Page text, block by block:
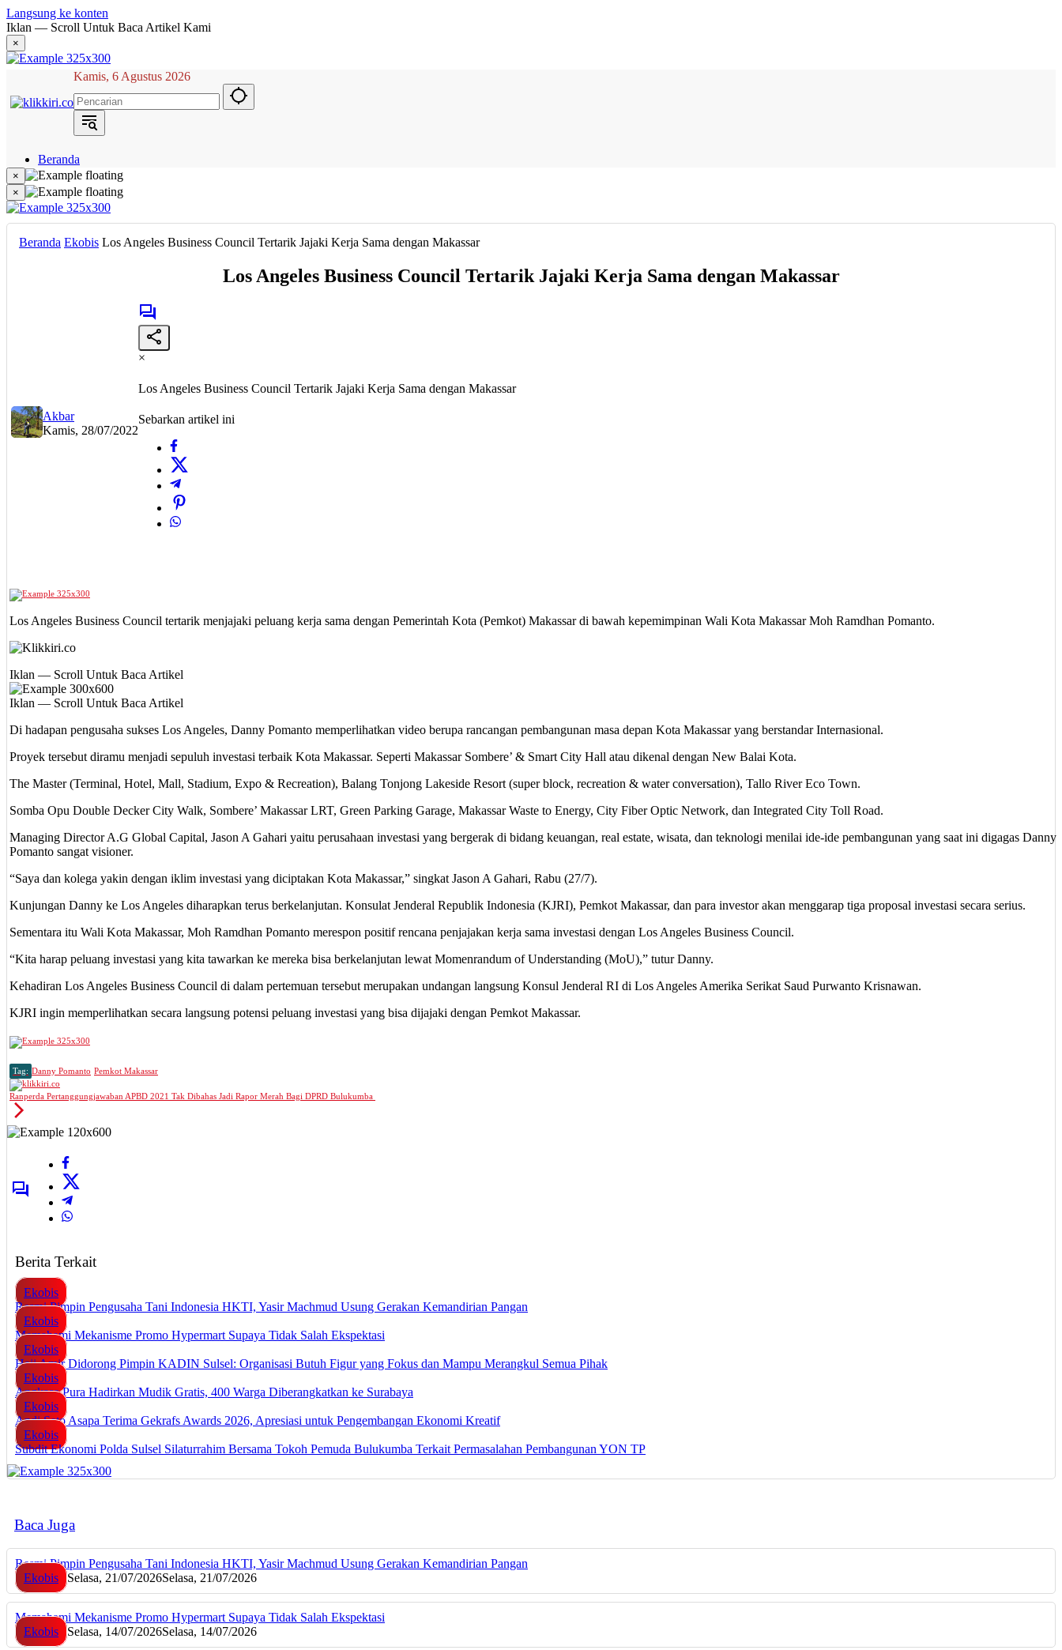
Langsung ke konten
Iklan — Scroll Untuk Baca Artikel Kami
×
Kamis, 6 Agustus 2026
Beranda
Hukum
Berita
Politik
Narasi
Metropolis
×
×
Beranda Ekobis Los Angeles Business Council Tertarik Jajaki Kerja Sama dengan Makassar
Los Angeles Business Council Tertarik Jajaki Kerja Sama dengan Makassar
Akbar
Kamis, 28/07/2022
×
Los Angeles Business Council Tertarik Jajaki Kerja Sama dengan Makassar
Sebarkan artikel ini
Los Angeles Business Council tertarik menjajaki peluang kerja sama dengan Pemerintah Kota (Pemkot) Makassar di bawah kepemimpinan Wali Kota Makassar Moh Ramdhan Pomanto.
Iklan — Scroll Untuk Baca Artikel
Iklan — Scroll Untuk Baca Artikel
Di hadapan pengusaha sukses Los Angeles, Danny Pomanto memperlihatkan video berupa rancangan pembangunan masa depan Kota Makassar yang berstandar Internasional.
Proyek tersebut diramu menjadi sepuluh investasi terbaik Kota Makassar. Seperti Makassar Sombere’ & Smart City Hall atau dikenal dengan New Balai Kota.
The Master (Terminal, Hotel, Mall, Stadium, Expo & Recreation), Balang Tonjong Lakeside Resort (super block, recreation & water conversation), Tallo River Eco Town.
Somba Opu Double Decker City Walk, Sombere’ Makassar LRT, Green Parking Garage, Makassar Waste to Energy, City Fiber Optic Network, dan Integrated City Toll Road.
Managing Director A.G Global Capital, Jason A Gahari yaitu perusahaan investasi yang bergerak di bidang keuangan, real estate, wisata, dan teknologi menilai ide-ide pembangunan yang saat ini digagas Danny
Pomanto sangat visioner.
“Saya dan kolega yakin dengan iklim investasi yang diciptakan Kota Makassar,” singkat Jason A Gahari, Rabu (27/7).
Kunjungan Danny ke Los Angeles diharapkan terus berkelanjutan. Konsulat Jenderal Republik Indonesia (KJRI), Pemkot Makassar, dan para investor akan menggarap tiga proposal investasi secara serius.
Sementara itu Wali Kota Makassar, Moh Ramdhan Pomanto merespon positif rencana penjajakan kerja sama investasi dengan Los Angeles Business Council.
“Kita harap peluang investasi yang kita tawarkan ke mereka bisa berkelanjutan lewat Momenrandum of Understanding (MoU),” tutur Danny.
Kehadiran Los Angeles Business Council di dalam pertemuan tersebut merupakan undangan langsung Konsul Jenderal RI di Los Angeles Amerika Serikat Saud Purwanto Krisnawan.
KJRI ingin memperlihatkan secara langsung potensi peluang investasi yang bisa dijajaki dengan Pemkot Makassar.
Tag: Danny Pomanto Pemkot Makassar
Ranperda Pertanggungjawaban APBD 2021 Tak Dibahas Jadi Rapor Merah Bagi DPRD Bulukumba
Berita Terkait
Ekobis
Resmi Pimpin Pengusaha Tani Indonesia HKTI, Yasir Machmud Usung Gerakan Kemandirian Pangan
Ekobis
Memahami Mekanisme Promo Hypermart Supaya Tidak Salah Ekspektasi
Ekobis
Haji Amir Didorong Pimpin KADIN Sulsel: Organisasi Butuh Figur yang Fokus dan Mampu Merangkul Semua Pihak
Ekobis
Angkasa Pura Hadirkan Mudik Gratis, 400 Warga Diberangkatkan ke Surabaya
Ekobis
Andi Seto Asapa Terima Gekrafs Awards 2026, Apresiasi untuk Pengembangan Ekonomi Kreatif
Ekobis
Subdit Ekonomi Polda Sulsel Silaturrahim Bersama Tokoh Pemuda Bulukumba Terkait Permasalahan Pembangunan YON TP
Baca Juga
Resmi Pimpin Pengusaha Tani Indonesia HKTI, Yasir Machmud Usung Gerakan Kemandirian Pangan
Ekobis
Selasa, 21/07/2026Selasa, 21/07/2026
Memahami Mekanisme Promo Hypermart Supaya Tidak Salah Ekspektasi
Ekobis
Selasa, 14/07/2026Selasa, 14/07/2026